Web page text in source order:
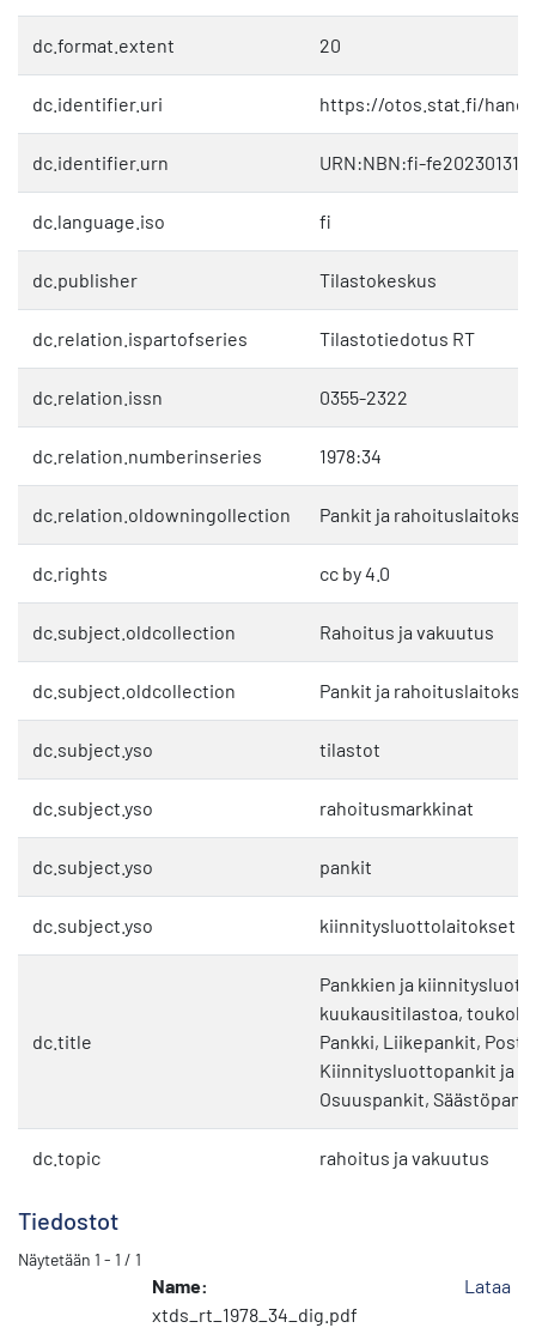
dc.format.extent 20
dc.identifier.uri https://otos.stat.fi/
dc.identifier.urn URN:NBN:fi-
dc.language.iso fi
dc.publisher Tilastokeskus
dc.relation.ispartofseries Tilastotiedotus RT
dc.relation.issn 0355-2322
dc.relation.numberinseries 1978:34
dc.relation.oldowningollection Pankit ja
dc.rights cc by 4.0
dc.subject.oldcollection Rahoitus ja vakuutus
dc.subject.oldcollection Pankit ja
dc.subject.yso tilastot
dc.subject.yso rahoitusmarkkinat
dc.subject.yso pankit
dc.subject.yso kiinnitysluottolaitokset
dc.title
Pankkien ja
kuukausitilastoa,
Pankki, Liikepankit,
Kiinnitysluottopankit ja -
Osuuspankit,
dc.topic rahoitus ja vakuutus
Tiedostot
Näytetään 1 - 1 / 1
Name:
xtds_rt_1978_34_dig.pdf
Lataa